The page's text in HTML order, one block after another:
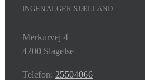
INGEN ALGER SJÆLLAND
Merkurvej 4
4200 Slagelse
Telefon: 25504066